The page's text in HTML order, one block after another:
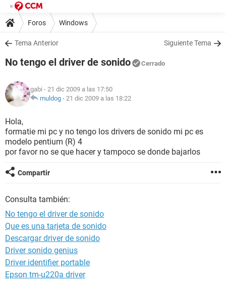
Foros Windows
Tema Anterior Siguiente Tema
No tengo el driver de sonido Cerrado
gabi - 21 dic 2009 a las 17:50
muldog - 21 dic 2009 a las 18:22
Hola,
formatie mi pc y no tengo los drivers de sonido mi pc es
modelo pentium (R) 4
por favor no se que hacer y tampoco se donde bajarlos
Compartir
Consulta también:
No tengo el driver de sonido
Que es una tarjeta de sonido
Descargar driver de sonido
Driver sonido genius
Driver identifier portable
Epson tm-u220a driver